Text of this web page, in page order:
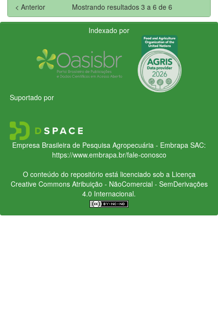
Mostrando resultados 3 a 6 de 6
< Anterior
Indexado por
Suportado por
Empresa Brasileira de Pesquisa Agropecuária - Embrapa SAC:
https://www.embrapa.br/fale-conosco
O conteúdo do repositório está licenciado sob a Licença
Creative CommonsAtribuição - NãoComercial - SemDerivações
4.0 Internacional.